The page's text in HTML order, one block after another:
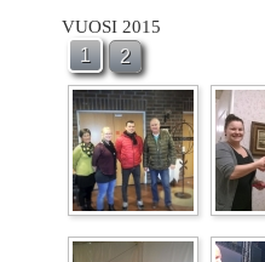
VUOSI 2015
1 2